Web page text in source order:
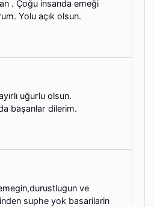
. Çoğu insanda emeği
Yolu açık olsun.
uğurlu olsun.
başarılar dilerim.
ve
suphe yok basarilarin